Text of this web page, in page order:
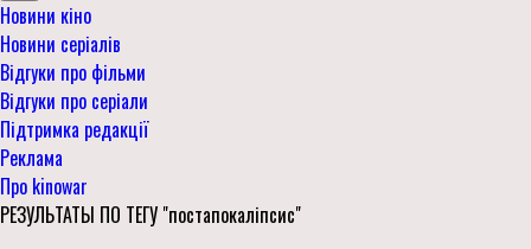
Новини кіно
Новини серіалів
Відгуки про фільми
Відгуки про серіали
Підтримка редакції
Реклама
Про kinowar
РЕЗУЛЬТАТЫ ПО ТЕГУ "постапокаліпсис"